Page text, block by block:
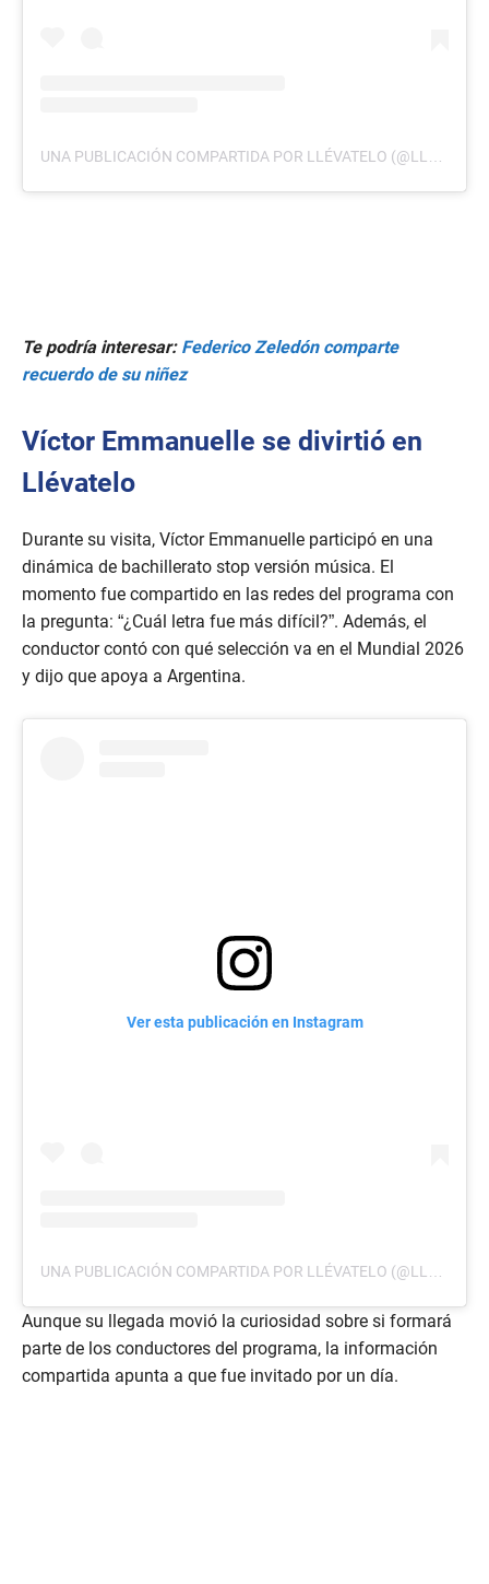
UNA PUBLICACIÓN COMPARTIDA POR LLÉVATELO (@LLEVATELOTCS)
Te podría interesar: Federico Zeledón comparte
recuerdo de su niñez
Víctor Emmanuelle se divirtió en
Llévatelo
Durante su visita, Víctor Emmanuelle participó en una
dinámica de bachillerato stop versión música. El
momento fue compartido en las redes del programa con
la pregunta: “¿Cuál letra fue más difícil?”. Además, el
conductor contó con qué selección va en el Mundial 2026
y dijo que apoya a Argentina.
Ver esta publicación en Instagram
UNA PUBLICACIÓN COMPARTIDA POR LLÉVATELO (@LLEVATELOTCS)
Aunque su llegada movió la curiosidad sobre si formará
parte de los conductores del programa, la información
compartida apunta a que fue invitado por un día.